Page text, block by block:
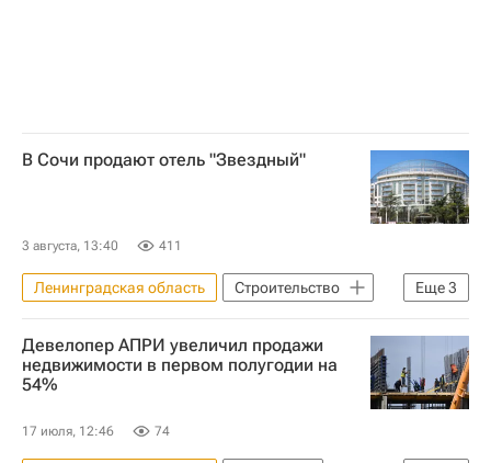
В Сочи продают отель "Звездный"
3 августа, 13:40 411
Еще3
Ленинградская область
Строительство
Москва
Сочи
Российский аукционный дом
Девелопер АПРИ увеличил продажи
недвижимости в первом полугодии на
54%
17 июля, 12:46 74